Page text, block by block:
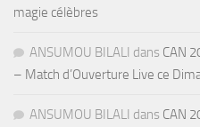
magie célèbres
ANSUMOU BILALI dans CAN
– Match d’Ouverture Live ce
ANSUMOU BILALI dans CAN